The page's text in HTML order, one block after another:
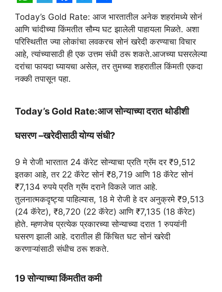
W
h
a
t
s
p
p
T
e
l
e
g
a
m
F
a
c
e
b
o
k
T
w
i
t
t
r
S
h
a
r
e
Today’s Gold Rate: आज भारतातील अनेक शहरांमध्ये सोनं
आणि चांदीच्या किंमतीत सौम्य घट झालेली पाहायला मिळते. अशा
परिस्थितीत ज्या लोकांचा लवकरच सोनं खरेदी करण्याचा विचार
आहे, त्यांच्यासाठी ही एक उत्तम संधी ठरू शकते.आजच्या घसरलेल्या
दरांचा फायदा घ्यायचा असेल, तर तुमच्या शहरातील किंमती एकदा
नक्की तपासून पहा.
Today’s Gold Rate:आज सोन्याच्या दरात थोडीशी
घसरण –खरेदीसाठी योग्य संधी?
9 मे रोजी भारतात 24 कॅरेट सोन्याचा प्रति ग्रॅम दर ₹9,512
इतका आहे, तर 22 कॅरेट सोनं ₹8,719 आणि 18 कॅरेट सोनं
₹7,134 रुपये प्रति ग्रॅम दराने विकले जात आहे.
तुलनात्मकदृष्ट्या पाहिल्यास, 18 मे रोजी हे दर अनुक्रमे ₹9,513
(24 कॅरेट), ₹8,720 (22 कॅरेट) आणि ₹7,135 (18 कॅरेट)
होते. म्हणजेच प्रत्येक प्रकारच्या सोन्याच्या दरात 1 रुपयांनी
घसरण झाली आहे. दरातील ही किंचित घट सोनं खरेदी
करणाऱ्यांसाठी संधीच ठरू शकते.
19 सोन्याच्या किंमतीत कमी